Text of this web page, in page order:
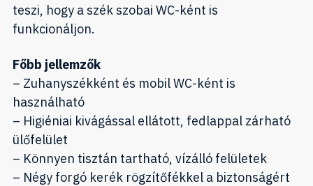
teszi, hogy a szék szobai WC-ként is
funkcionáljon.
Főbb jellemzők
– Zuhanyszékként és mobil WC-ként is
használható
– Higiéniai kivágással ellátott, fedlappal zárható
ülőfelület
– Könnyen tisztán tartható, vízálló felületek
– Négy forgó kerék rögzítőfékkel a biztonságért